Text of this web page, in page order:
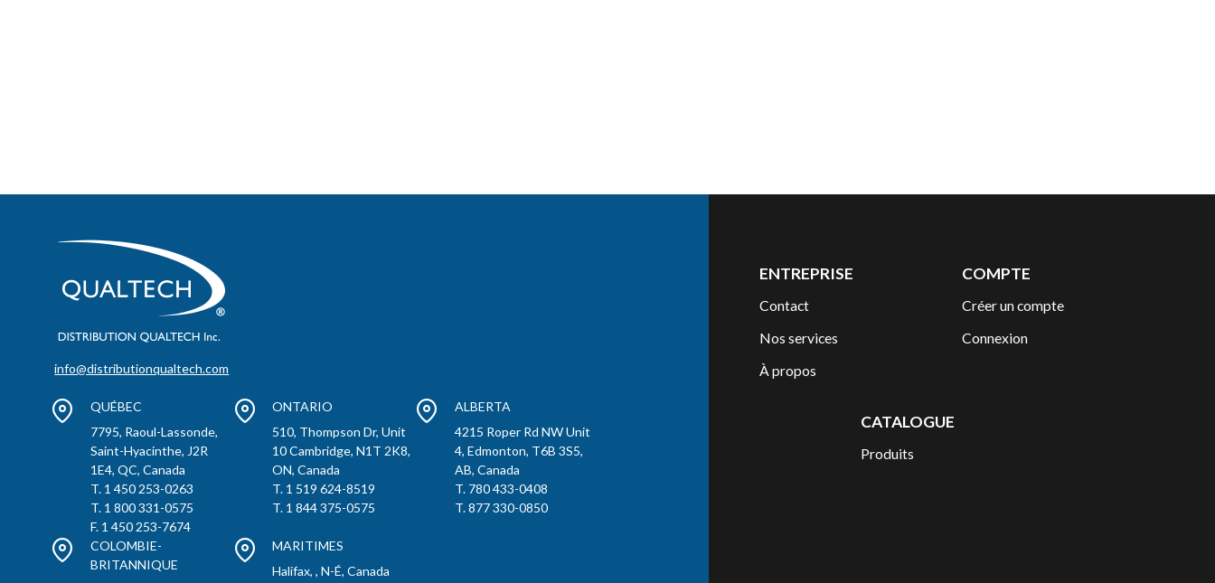
info@distributionqualtech.com
QUÉBEC
7795, Raoul-Lassonde,
Saint-Hyacinthe, J2R
1E4, QC, Canada
T. 1 450 253-0263
T. 1 800 331-0575
F. 1 450 253-7674
ONTARIO
510, Thompson Dr, Unit
10 Cambridge, N1T 2K8,
ON, Canada
T. 1 519 624-8519
T. 1 844 375-0575
ALBERTA
4215 Roper Rd NW Unit
4, Edmonton, T6B 3S5,
AB, Canada
T. 780 433-0408
T. 877 330-0850
COLOMBIE-
BRITANNIQUE
MARITIMES
Halifax, , N-É, Canada
ENTREPRISE
Contact
Nos services
À propos
COMPTE
Créer un compte
Connexion
CATALOGUE
Produits